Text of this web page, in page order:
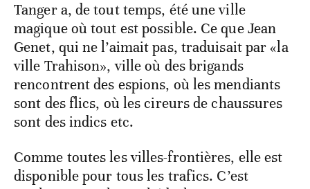
Tanger a, de tout temps, été une ville
magique où tout est possible. Ce que Jean
Genet, qui ne l’aimait pas, traduisait par «la
ville Trahison», ville où des brigands
rencontrent des espions, où les mendiants
sont des flics, où les cireurs de chaussures
sont des indics etc.
Comme toutes les villes-frontières, elle est
disponible pour tous les trafics. C’est